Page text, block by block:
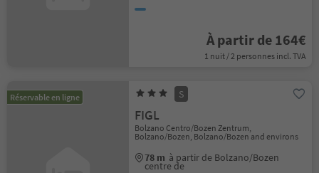
À partir de 164€
1 nuit / 2 personnes incl. TVA
Réservable en ligne S
FIGL
Bolzano Centro/Bozen Zentrum,
Bolzano/Bozen, Bolzano/Bozen and environs
78 m à partir de Bolzano/Bozen
centre de